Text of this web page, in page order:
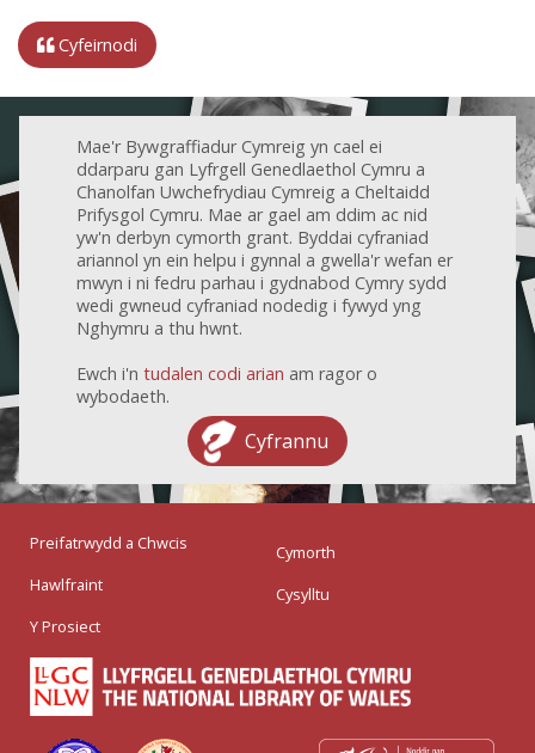
Cyfeirnodi
Mae'r Bywgraffiadur Cymreig yn cael ei
ddarparu gan Lyfrgell Genedlaethol Cymru a
Chanolfan Uwchefrydiau Cymreig a Cheltaidd
Prifysgol Cymru. Mae ar gael am ddim ac nid
yw'n derbyn cymorth grant. Byddai cyfraniad
ariannol yn ein helpu i gynnal a gwella'r wefan er
mwyn i ni fedru parhau i gydnabod Cymry sydd
wedi gwneud cyfraniad nodedig i fywyd yng
Nghymru a thu hwnt.
Ewch i'n tudalen codi arian am ragor o
wybodaeth.
Cyfrannu
Preifatrwydd a Chwcis
Hawlfraint
Y Prosiect
Cymorth
Cysylltu